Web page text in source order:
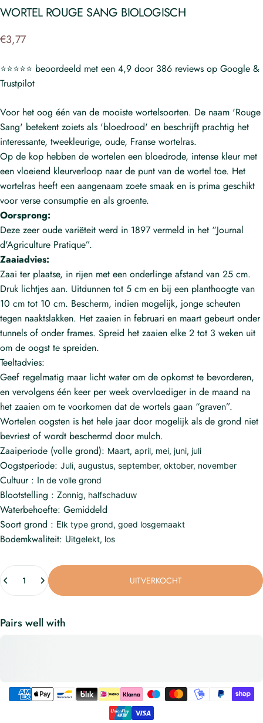
WORTEL ROUGE SANG BIOLOGISCH
€3,77
⭐⭐⭐⭐⭐ beoordeeld met een 4,9 door 386 reviews op Google &
Trustpilot
Voor het oog één van de mooiste wortelsoorten. De naam 'Rouge
Sang' betekent zoiets als 'bloedrood' en beschrijft prachtig het
interessante, tweekleurige, oude, Franse wortelras.
Op de kop hebben de wortelen een bloedrode, intense kleur met
een vloeiend kleurverloop naar de punt van de wortel toe. Het
wortelras heeft een aangenaam zoete smaak en is prima geschikt
voor verse consumptie en als groente.
Oorsprong:
Deze zeer oude variëteit werd in 1897 vermeld in het “Journal
d'Agriculture Pratique”.
Zaaiadvies:
Zaai ter plaatse, in rijen met een onderlinge afstand van 25 cm.
Druk lichtjes aan. Uitdunnen tot 5 cm en bij een planthoogte van
10 cm tot 10 cm. Bescherm, indien mogelijk, jonge scheuten
tegen naaktslakken. Het zaaien in februari en maart gebeurt onder
tunnels of onder frames. Spreid het zaaien elke 2 tot 3 weken uit
om de oogst te spreiden.
Teeltadvies:
Geef regelmatig maar licht water om de opkomst te bevorderen,
en vervolgens één keer per week overvloediger in de maand na
het zaaien om te voorkomen dat de wortels gaan “graven”.
Wortelen oogsten is het hele jaar door mogelijk als de grond niet
bevriest of wordt beschermd door mulch.
Zaaiperiode (volle grond): Maart, april, mei, juni, juli
Oogstperiode: Juli, augustus, september, oktober, november
Cultuur : In de volle grond
Blootstelling : Zonnig, halfschaduw
Waterbehoefte: Gemiddeld
Soort grond : Elk type grond, goed losgemaakt
Bodemkwaliteit: Uitgelekt, los
UITVERKOCHT
Pairs well with